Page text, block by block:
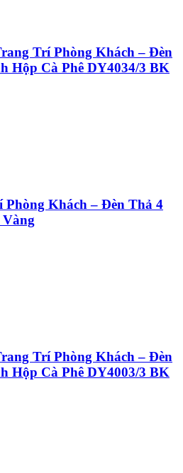
Trí Phòng Khách – Đèn
Hộp Cà Phê DY4034/3 BK
Khách – Đèn Thả 4
Trí Phòng Khách – Đèn
Hộp Cà Phê DY4003/3 BK